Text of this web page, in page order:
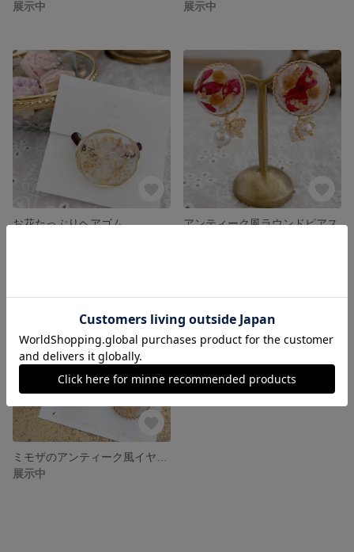
展示中 展示中
お花たっぷりヘアゴム
アンティーク風ラウンドピアス
展示中